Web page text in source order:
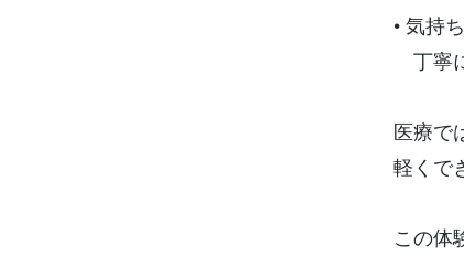
• 気持
丁寧
医療で
軽くで
この体